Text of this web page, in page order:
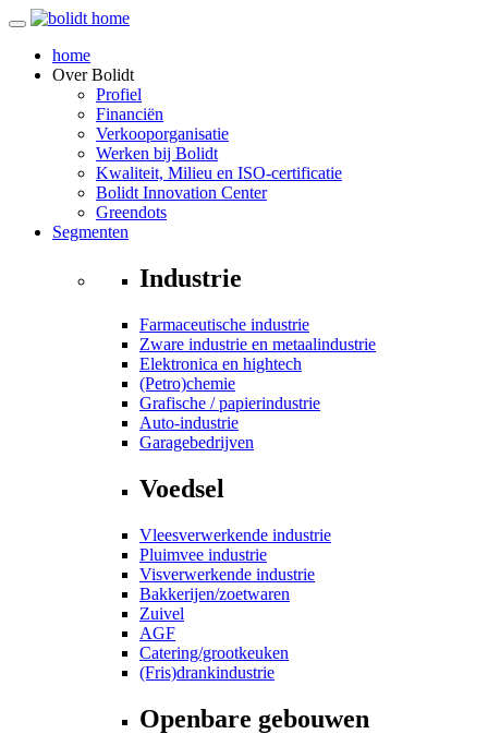
home
OverBolidt
Profiel
Financiën
Verkooporganisatie
Werken bij Bolidt
Kwaliteit, Milieu en ISO-certificatie
Bolidt Innovation Center
Greendots
Segmenten
Industrie
Farmaceutische industrie
Zware industrie en metaalindustrie
Elektronica en hightech
(Petro)chemie
Grafische / papierindustrie
Auto-industrie
Garagebedrijven
Voedsel
Vleesverwerkende industrie
Pluimvee industrie
Visverwerkende industrie
Bakkerijen/zoetwaren
Zuivel
AGF
Catering/grootkeuken
(Fris)drankindustrie
Openbare gebouwen